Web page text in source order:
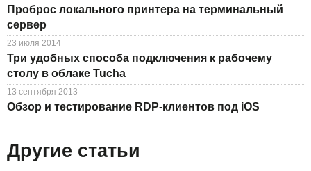
Проброс локального принтера на терминальный
сервер
23 июля 2014
Три удобных способа подключения к рабочему
столу в облаке Tucha
13 сентября 2013
Обзор и тестирование RDP-клиентов под iOS
Другие статьи